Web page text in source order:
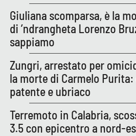
Giuliana scomparsa, è la
di ’ndrangheta Lorenzo
sappiamo
Zungri, arrestato per
la morte di Carmelo Purita:
patente e ubriaco
Terremoto in Calabria,
3.5 con epicentro a nord-